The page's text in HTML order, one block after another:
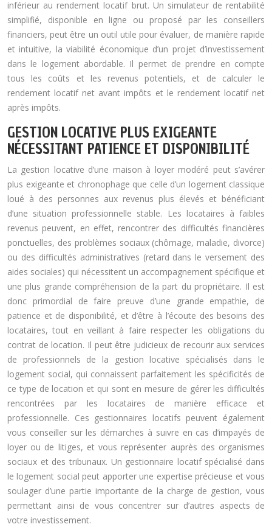
inférieur au rendement locatif brut. Un simulateur de rentabilité
simplifié, disponible en ligne ou proposé par les conseillers
financiers, peut être un outil utile pour évaluer, de manière rapide
et intuitive, la viabilité économique d’un projet d’investissement
dans le logement abordable. Il permet de prendre en compte
tous les coûts et les revenus potentiels, et de calculer le
rendement locatif net avant impôts et le rendement locatif net
après impôts.
GESTION LOCATIVE PLUS EXIGEANTE
NÉCESSITANT PATIENCE ET DISPONIBILITÉ
La gestion locative d’une maison à loyer modéré peut s’avérer
plus exigeante et chronophage que celle d’un logement classique
loué à des personnes aux revenus plus élevés et bénéficiant
d’une situation professionnelle stable. Les locataires à faibles
revenus peuvent, en effet, rencontrer des difficultés financières
ponctuelles, des problèmes sociaux (chômage, maladie, divorce)
ou des difficultés administratives (retard dans le versement des
aides sociales) qui nécessitent un accompagnement spécifique et
une plus grande compréhension de la part du propriétaire. Il est
donc primordial de faire preuve d’une grande empathie, de
patience et de disponibilité, et d’être à l’écoute des besoins des
locataires, tout en veillant à faire respecter les obligations du
contrat de location. Il peut être judicieux de recourir aux services
de professionnels de la gestion locative spécialisés dans le
logement social, qui connaissent parfaitement les spécificités de
ce type de location et qui sont en mesure de gérer les difficultés
rencontrées par les locataires de manière efficace et
professionnelle. Ces gestionnaires locatifs peuvent également
vous conseiller sur les démarches à suivre en cas d’impayés de
loyer ou de litiges, et vous représenter auprès des organismes
sociaux et des tribunaux. Un gestionnaire locatif spécialisé dans
le logement social peut apporter une expertise précieuse et vous
soulager d’une partie importante de la charge de gestion, vous
permettant ainsi de vous concentrer sur d’autres aspects de
votre investissement.